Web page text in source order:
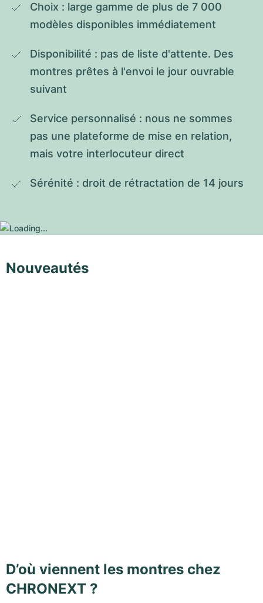
Choix : large gamme de plus de 7 000
modèles disponibles immédiatement
Disponibilité : pas de liste d'attente. Des
montres prêtes à l'envoi le jour ouvrable
suivant
Service personnalisé : nous ne sommes
pas une plateforme de mise en relation,
mais votre interlocuteur direct
Sérénité : droit de rétractation de 14 jours
Nouveautés
D’où viennent les montres chez
CHRONEXT ?